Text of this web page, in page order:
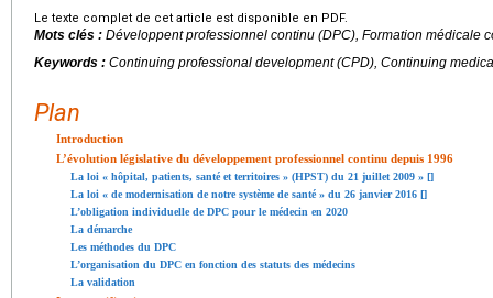
Le texte complet de cet article est disponible en PDF.
Mots clés : Développent professionnel continu (DPC), Formation médicale
Keywords : Continuing professional development (CPD), Continuing
Plan
Introduction
L’évolution législative du développement professionnel continu depuis 1996
La loi « hôpital, patients, santé et territoires » (HPST) du 21 juillet 2009 » []
La loi « de modernisation de notre système de santé » du 26 janvier 2016 []
L’obligation individuelle de DPC pour le médecin en 2020
La démarche
Les méthodes du DPC
L’organisation du DPC en fonction des statuts des médecins
La validation